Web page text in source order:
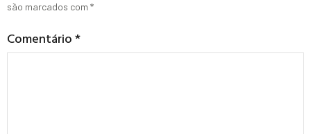
são marcados com *
Comentário*